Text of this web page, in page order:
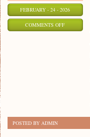
FEBRUARY - 24 - 2026
COMMENTS OFFON
POSTED BY ADMIN